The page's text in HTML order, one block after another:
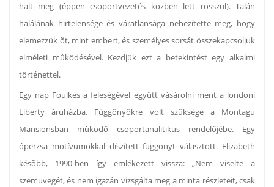
halt meg (éppen csoportvezetés közben lett rosszul). Talán
halálának hirtelensége és váratlansága nehezítette meg, hogy
elemezzük õt, mint embert, és személyes sorsát összekapcsoljuk
elméleti mûködésével. Kezdjük ezt a betekintést egy alkalmi
történettel.
Egy nap Foulkes a feleségével együtt vásárolni ment a londoni
Liberty áruházba. Függönyökre volt szüksége a Montagu
Mansionsban mûködõ csoportanalitikus rendelõjébe. Egy
óperzsa motívumokkal díszített függönyt választott. Elizabeth
késõbb, 1990-ben így emlékezett vissza: „Nem viselte a
szemüvegét, és nem igazán vizsgálta meg a minta részleteit, csak